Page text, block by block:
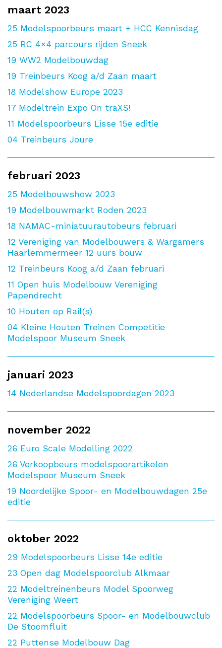
maart 2023
25 Modelspoorbeurs maart + HCC Kennisdag
25 RC 4×4 parcours rijden Sneek
19 WW2 Modelbouwdag
19 Treinbeurs Koog a/d Zaan maart
18 Modelshow Europe 2023
17 Modeltrein Expo On traXS!
11 Modelspoorbeurs Lisse 15e editie
04 Treinbeurs Joure
februari 2023
25 Modelbouwshow 2023
19 Modelbouwmarkt Roden 2023
18 NAMAC-miniatuurautobeurs februari
12 Vereniging van Modelbouwers & Wargamers
Haarlemmermeer 12 uurs bouw
12 Treinbeurs Koog a/d Zaan februari
11 Open huis Modelbouw Vereniging
Papendrecht
10 Houten op Rail(s)
04 Kleine Houten Treinen Competitie
Modelspoor Museum Sneek
januari 2023
14 Nederlandse Modelspoordagen 2023
november 2022
26 Euro Scale Modelling 2022
26 Verkoopbeurs modelspoorartikelen
Modelspoor Museum Sneek
19 Noordelijke Spoor- en Modelbouwdagen 25e
editie
oktober 2022
29 Modelspoorbeurs Lisse 14e editie
23 Open dag Modelspoorclub Alkmaar
22 Modeltreinenbeurs Model Spoorweg
Vereniging Weert
22 Modelspoorbeurs Spoor- en Modelbouwclub
De Stoomfluit
22 Puttense Modelbouw Dag